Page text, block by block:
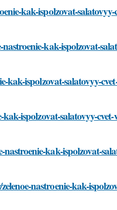
kak-ispolzovat-salatovyy-
kak-ispolzovat-
kak-ispolzovat-salatovyy-
ispolzovat-salatovyy-cvet-
kak-ispolzovat-
nastroenie-kak-